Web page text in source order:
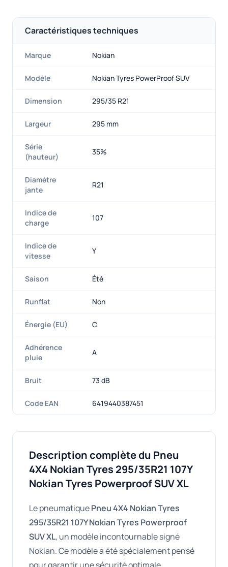
Caractéristiques techniques
Marque Nokian
Modèle Nokian Tyres PowerProof SUV
Dimension 295/35 R21
Largeur 295 mm
Série
(hauteur)
35%
Diamètre
jante
R21
Indice de
charge
107
Indice de
vitesse
Y
Saison Été
Runflat Non
Énergie (EU) C
Adhérence
pluie
A
Bruit 73 dB
Code EAN 6419440387451
Description complète du Pneu
4X4 Nokian Tyres 295/35R21 107Y
Nokian Tyres Powerproof SUV XL
Le pneumatiquePneu 4X4 Nokian Tyres
295/35R21 107Y Nokian Tyres Powerproof
SUV XL, un modèle incontournable signé
Nokian. Ce modèle a été spécialement pensé